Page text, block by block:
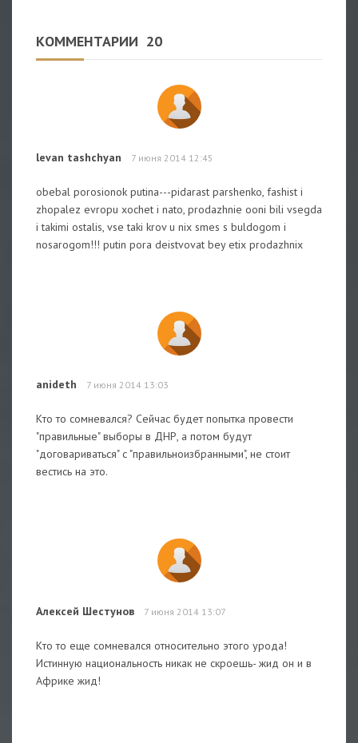
КОММЕНТАРИИ 20
levan tashchyan 7 июня 2014 12:45
obebal porosionok putina---pidarast parshenko, fashist i
zhopalez evropu xochet i nato, prodazhnie ooni bili vsegda
i takimi ostalis, vse taki krov u nix smes s buldogom i
nosarogom!!! putin pora deistvovat bey etix prodazhnix
anideth 7 июня 2014 13:03
Кто то сомневался? Сейчас будет попытка провести
"правильные" выборы в ДНР, а потом будут
"договариваться" с "правильноизбранными", не стоит
вестись на это.
Алексей Шестунов 7 июня 2014 13:07
Кто то еще сомневался относительно этого урода!
Истинную национальность никак не скроешь- жид он и в
Африке жид!